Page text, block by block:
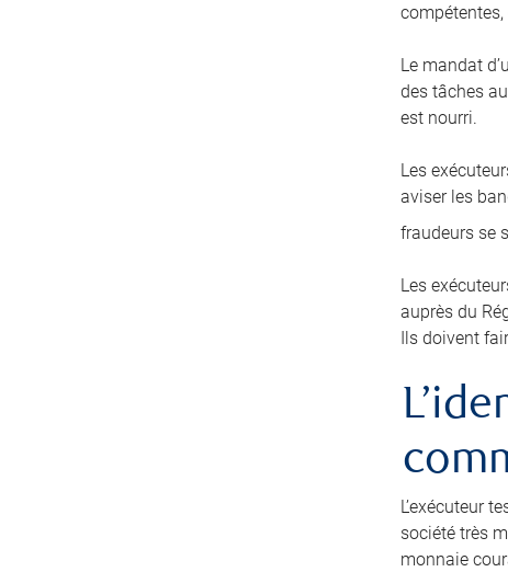
Le mandat
des tâches
est nourri.
Les
aviser les
fraudeurs se
Les
auprès du
Ils doivent
L’exécuteur
société très
monnaie